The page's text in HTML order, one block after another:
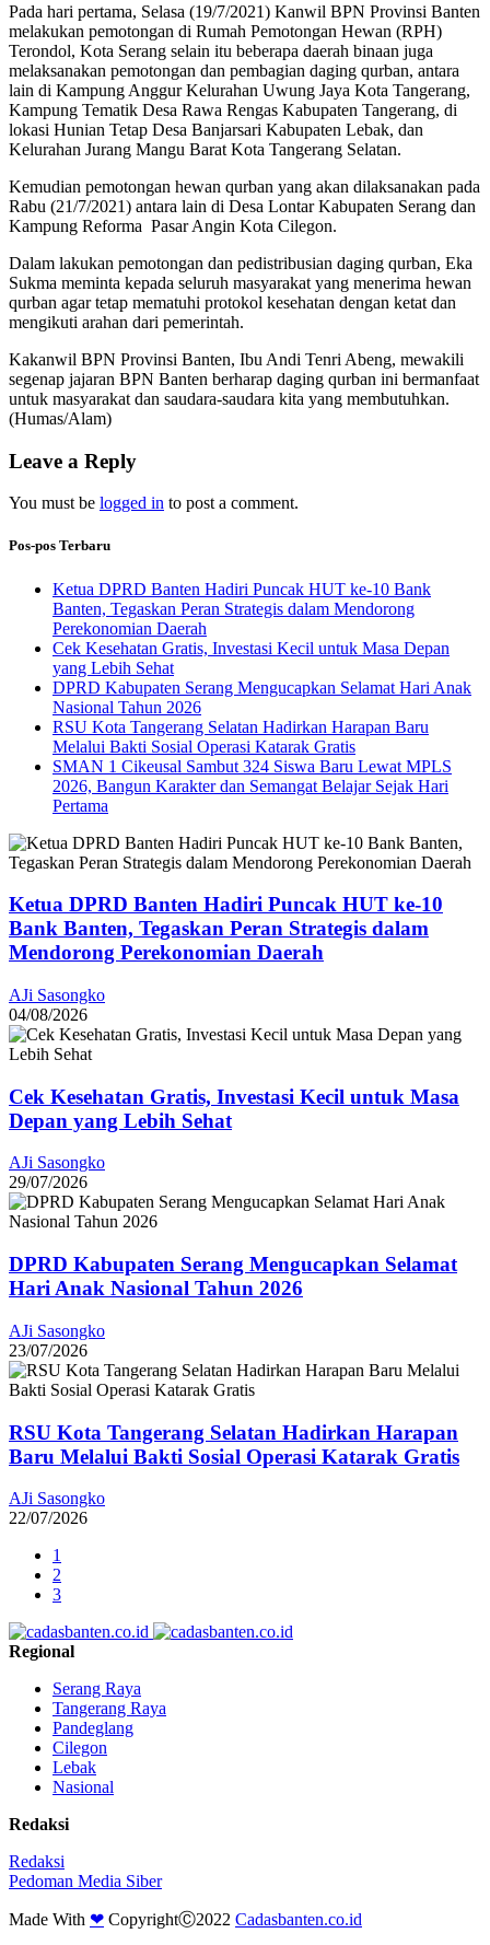
Pada hari pertama, Selasa (19/7/2021) Kanwil BPN Provinsi Banten
melakukan pemotongan di Rumah Pemotongan Hewan (RPH)
Terondol, Kota Serang selain itu beberapa daerah binaan juga
melaksanakan pemotongan dan pembagian daging qurban, antara
lain di Kampung Anggur Kelurahan Uwung Jaya Kota Tangerang,
Kampung Tematik Desa Rawa Rengas Kabupaten Tangerang, di
lokasi Hunian Tetap Desa Banjarsari Kabupaten Lebak, dan
Kelurahan Jurang Mangu Barat Kota Tangerang Selatan.
Kemudian pemotongan hewan qurban yang akan dilaksanakan pada
Rabu (21/7/2021) antara lain di Desa Lontar Kabupaten Serang dan
Kampung Reforma Pasar Angin Kota Cilegon.
Dalam lakukan pemotongan dan pedistribusian daging qurban, Eka
Sukma meminta kepada seluruh masyarakat yang menerima hewan
qurban agar tetap mematuhi protokol kesehatan dengan ketat dan
mengikuti arahan dari pemerintah.
Kakanwil BPN Provinsi Banten, Ibu Andi Tenri Abeng, mewakili
segenap jajaran BPN Banten berharap daging qurban ini bermanfaat
untuk masyarakat dan saudara-saudara kita yang membutuhkan.
(Humas/Alam)
Leave a Reply
You must be logged in to post a comment.
Pos-pos Terbaru
Ketua DPRD Banten Hadiri Puncak HUT ke-10 Bank
Banten, Tegaskan Peran Strategis dalam Mendorong
Perekonomian Daerah
Cek Kesehatan Gratis, Investasi Kecil untuk Masa Depan
yang Lebih Sehat
DPRD Kabupaten Serang Mengucapkan Selamat Hari Anak
Nasional Tahun 2026
RSU Kota Tangerang Selatan Hadirkan Harapan Baru
Melalui Bakti Sosial Operasi Katarak Gratis
SMAN 1 Cikeusal Sambut 324 Siswa Baru Lewat MPLS
2026, Bangun Karakter dan Semangat Belajar Sejak Hari
Pertama
Ketua DPRD Banten Hadiri Puncak HUT ke-10
Bank Banten, Tegaskan Peran Strategis dalam
Mendorong Perekonomian Daerah
AJi Sasongko
04/08/2026
Cek Kesehatan Gratis, Investasi Kecil untuk Masa
Depan yang Lebih Sehat
AJi Sasongko
29/07/2026
DPRD Kabupaten Serang Mengucapkan Selamat
Hari Anak Nasional Tahun 2026
AJi Sasongko
23/07/2026
RSU Kota Tangerang Selatan Hadirkan Harapan
Baru Melalui Bakti Sosial Operasi Katarak Gratis
AJi Sasongko
22/07/2026
1
2
3
Regional
Serang Raya
Tangerang Raya
Pandeglang
Cilegon
Lebak
Nasional
Redaksi
Redaksi
Pedoman Media Siber
Made With ❤ CopyrightⒸ2022 Cadasbanten.co.id